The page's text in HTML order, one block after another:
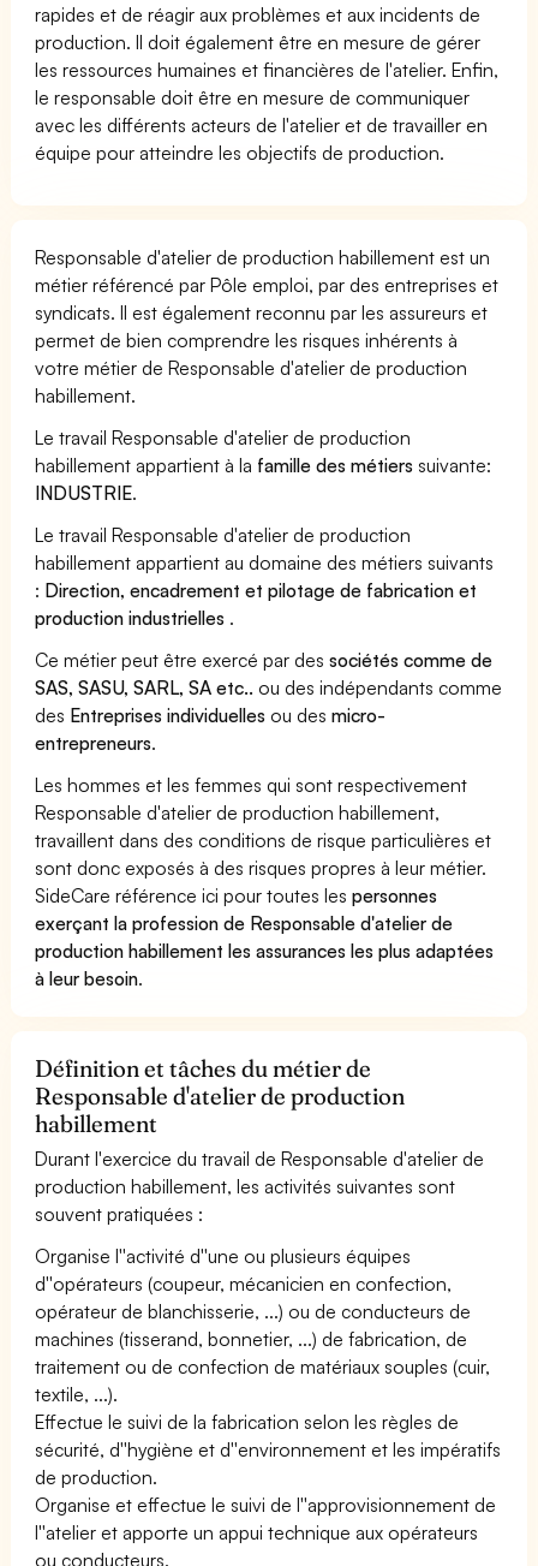
rapides et de réagir aux problèmes et aux incidents de
production. Il doit également être en mesure de gérer
les ressources humaines et financières de l'atelier. Enfin,
le responsable doit être en mesure de communiquer
avec les différents acteurs de l'atelier et de travailler en
équipe pour atteindre les objectifs de production.
Responsable d'atelier de production habillement est un
métier référencé par Pôle emploi, par des entreprises et
syndicats. Il est également reconnu par les assureurs et
permet de bien comprendre les risques inhérents à
votre métier de Responsable d'atelier de production
habillement.
Le travail Responsable d'atelier de production
habillement appartient à la famille des métiers suivante:
INDUSTRIE.
Le travail Responsable d'atelier de production
habillement appartient au domaine des métiers suivants
: Direction, encadrement et pilotage de fabrication et
production industrielles .
Ce métier peut être exercé par dessociétés comme de
SAS, SASU, SARL, SA etc.. ou des indépendants comme
des Entreprises individuelles ou desmicro-
entrepreneurs.
Les hommes et les femmes qui sont respectivement
Responsable d'atelier de production habillement,
travaillent dans des conditions de risque particulières et
sont donc exposés à des risques propres à leur métier.
SideCare référence ici pour toutes lespersonnes
exerçant la profession de Responsable d'atelier de
production habillement les assurances les plus adaptées
à leur besoin.
Définition et tâches du métier de
Responsable d'atelier de production
habillement
Durant l'exercice du travail de Responsable d'atelier de
production habillement, les activités suivantes sont
souvent pratiquées :
Organise l''activité d''une ou plusieurs équipes
d''opérateurs (coupeur, mécanicien en confection,
opérateur de blanchisserie, ...) ou de conducteurs de
machines (tisserand, bonnetier, ...) de fabrication, de
traitement ou de confection de matériaux souples (cuir,
textile, ...).
Effectue le suivi de la fabrication selon les règles de
sécurité, d''hygiène et d''environnement et les impératifs
de production.
Organise et effectue le suivi de l''approvisionnement de
l''atelier et apporte un appui technique aux opérateurs
ou conducteurs.